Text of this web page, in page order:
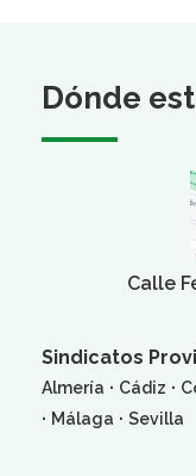
Dónde
Calle
Sindicatos
Almería · Cádiz ·
· Málaga · Sevilla